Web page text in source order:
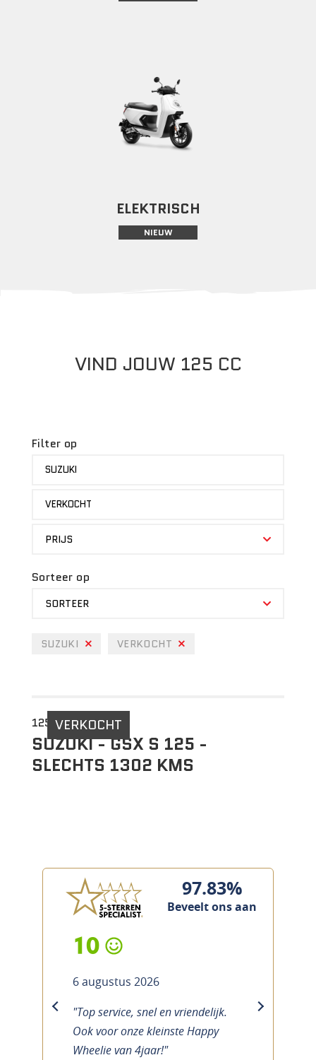
ELEKTRISCH
NIEUW
VIND JOUW 125 CC
Filter op
SUZUKI
VERKOCHT
PRIJS
Sorteer op
SORTEER
SUZUKI VERKOCHT
VERKOCHT
125 CC
SUZUKI - GSX S 125 -
SLECHTS 1302 KMS
97.83%
Beveelt ons aan
10
6 augustus 2026
"Top service, snel en vriendelijk.
Ook voor onze kleinste Happy
Wheelie van 4jaar!"
previous next